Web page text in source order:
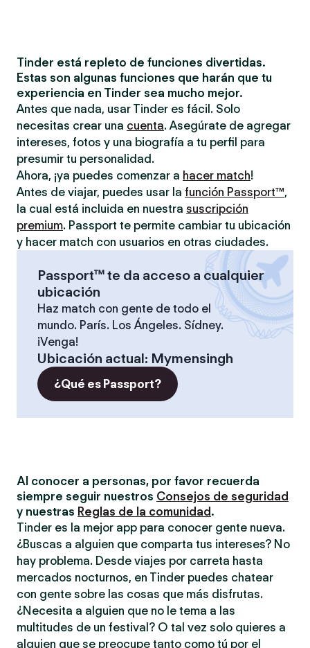
Tinder está repleto de funciones divertidas.
Estas son algunas funciones que harán que tu
experiencia en Tinder sea mucho mejor.
Antes que nada, usar Tinder es fácil. Solo
necesitas crear una cuenta. Asegúrate de agregar
intereses, fotos y una biografía a tu perfil para
presumir tu personalidad.
Ahora, ¡ya puedes comenzar a hacer match!
Antes de viajar, puedes usar la función Passport™,
la cual está incluida en nuestra suscripción
premium. Passport te permite cambiar tu ubicación
y hacer match con usuarios en otras ciudades.
Passport™ te da acceso a cualquier
ubicación
Haz match con gente de todo el
mundo. París. Los Ángeles. Sídney.
¡Venga!
Ubicación actual: Mymensingh
¿Qué es Passport?
Al conocer a personas, por favor recuerda
siempre seguir nuestros Consejos de seguridad
y nuestras Reglas de la comunidad .
Tinder es la mejor app para conocer gente nueva.
¿Buscas a alguien que comparta tus intereses? No
hay problema. Desde viajes por carreta hasta
mercados nocturnos, en Tinder puedes chatear
con gente sobre las cosas que más disfrutas.
¿Necesita a alguien que no le tema a las
multitudes de un festival? O tal vez solo quieres a
alguien que se preocupe tanto como tú por el